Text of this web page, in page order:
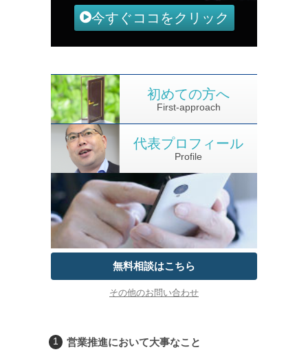
今すぐココをクリック
First-approach
初めての方へ
Profile
代表プロフィール
無料相談はこちら
その他のお問い合わせ
営業推進において大事なこと